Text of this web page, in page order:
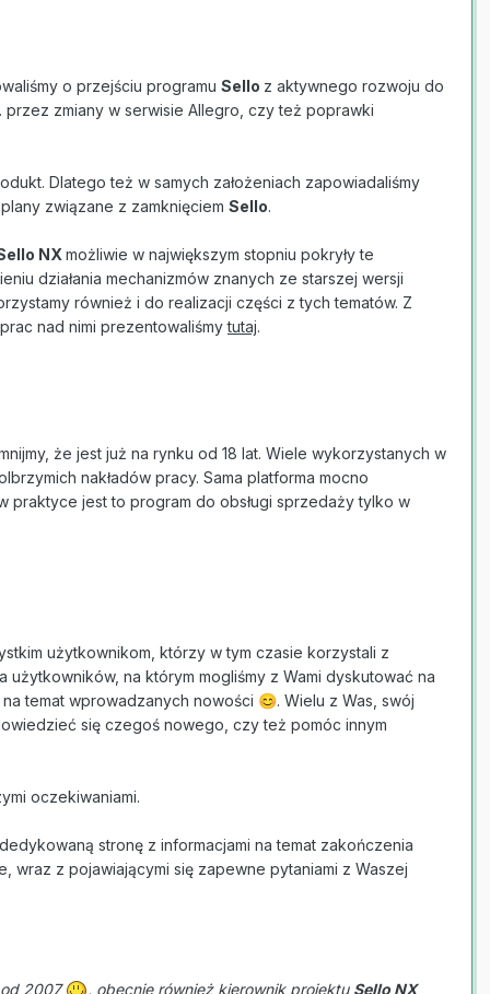
o przejściu programu Sello z aktywnego rozwoju do
zmiany w serwisie Allegro, czy też poprawki
Dlatego też w samych założeniach zapowiadaliśmy
związane z zamknięciem Sello.
NX możliwie w największym stopniu pokryły te
działania mechanizmów znanych ze starszej wersji
również i do realizacji części z tych tematów. Z
nad nimi prezentowaliśmytutaj.
że jest już na rynku od 18 lat. Wiele wykorzystanych w
nakładów pracy. Sama platforma mocno
praktyce jest to program do obsługi sprzedaży tylko w
użytkownikom, którzy w tym czasie korzystali z
użytkowników, na którym mogliśmy z Wami dyskutować na
temat wprowadzanych nowości 😊. Wielu z Was, swój
się czegoś nowego, czy też pomóc innym
oczekiwaniami.
stronę z informacjami na temat zakończenia
wraz z pojawiającymi się zapewne pytaniami z Waszej
od 2007 , obecnie również kierownik projektu Sello NX